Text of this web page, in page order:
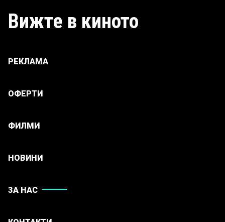
Вижте в киното
РЕКЛАМА
ОФЕРТИ
ФИЛМИ
НОВИНИ
ЗА НАС